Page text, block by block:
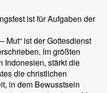
ist für Aufgaben der
Mut“ ist der Gottesdienst
Im größten
Indonesien, stärkt die
die christlichen
in dem Bewusstsein